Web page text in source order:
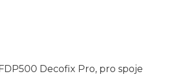
Decofix Pro, pro spoje